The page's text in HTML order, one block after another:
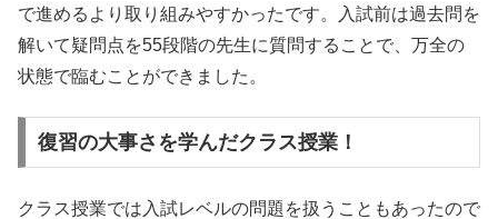
で進めるより取り組みやすかったです。入試前は過去問を
解いて疑問点を55段階の先生に質問することで、万全の
状態で臨むことができました。
復習の大事さを学んだクラス授業！
クラス授業では入試レベルの問題を扱うこともあったので